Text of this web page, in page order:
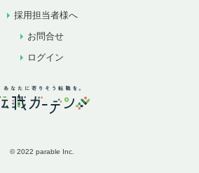
採用担当者様へ
お問合せ
ログイン
© 2022 parable Inc.